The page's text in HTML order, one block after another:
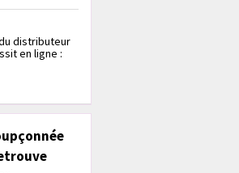
distributeur
en ligne :